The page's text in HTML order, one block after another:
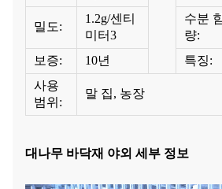
밀도:
1.2g/센티
미터3
수분
량:
보증: 10년 특징:
사용
범위:
말 집, 농장
대나무 바닥재 야외 세부 정보